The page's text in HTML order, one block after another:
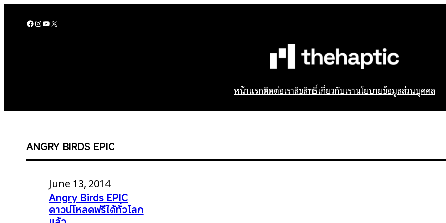
Facebook InstagramYouTube X
หน้าแรกติดต่อเราลิขสิทธิ์เกี่ยวกับเรานโยบายข้อมูลส่วนบุคคล
ANGRY BIRDS EPIC
June 13, 2014
Angry Birds EPIC
ดาวน์โหลดฟรีได้ทั่วโลก